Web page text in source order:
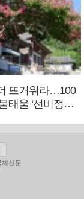
뜨거워라…100
태울 ‘선비정신’
신문